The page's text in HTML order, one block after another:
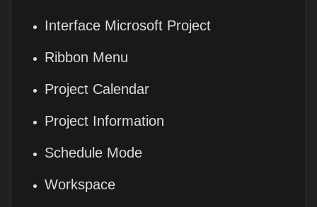
Interface Microsoft Project
Ribbon Menu
Project Calendar
Project Information
Schedule Mode
Workspace